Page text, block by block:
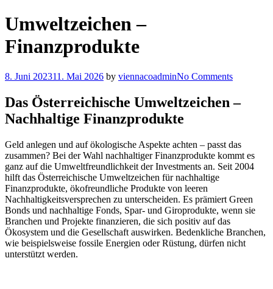
Umweltzeichen –
Finanzprodukte
8. Juni 202311. Mai 2026 by viennacoadminNo Comments
Das Österreichische Umweltzeichen –
Nachhaltige Finanzprodukte
Geld anlegen und auf ökologische Aspekte achten – passt das
zusammen? Bei der Wahl nachhaltiger Finanzprodukte kommt es
ganz auf die Umweltfreundlichkeit der Investments an. Seit 2004
hilft das Österreichische Umweltzeichen für nachhaltige
Finanzprodukte, ökofreundliche Produkte von leeren
Nachhaltigkeitsversprechen zu unterscheiden. Es prämiert Green
Bonds und nachhaltige Fonds, Spar- und Giroprodukte, wenn sie
Branchen und Projekte finanzieren, die sich positiv auf das
Ökosystem und die Gesellschaft auswirken. Bedenkliche Branchen,
wie beispielsweise fossile Energien oder Rüstung, dürfen nicht
unterstützt werden.